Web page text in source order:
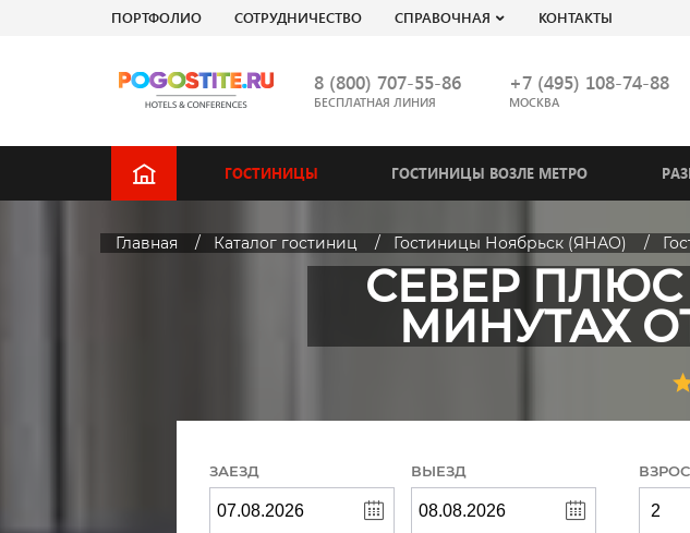
ПОРТФОЛИО СОТРУДНИЧЕСТВО СПРАВОЧНАЯ КОНТАКТЫ
8 (800) 707-55-86
БЕСПЛАТНАЯ ЛИНИЯ
+7 (495) 108-74-88
МОСКВА
ГОСТИНИЦЫ ГОСТИНИЦЫ ВОЗЛЕ МЕТРО
Главная Каталог гостиниц Гостиницы Ноябрьск (ЯНАО)
СЕВЕР ПЛЮС
МИНУТАХ
ЗАЕЗД ВЫЕЗД